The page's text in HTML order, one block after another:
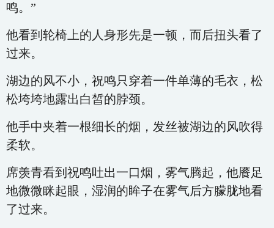
鸣。”
他看到轮椅上的人身形先是一顿，而后扭头看了
过来。
湖边的风不小，祝鸣只穿着一件单薄的毛衣，松
松垮垮地露出白皙的脖颈。
他手中夹着一根细长的烟，发丝被湖边的风吹得
柔软。
席羡青看到祝鸣吐出一口烟，雾气腾起，他餍足
地微微眯起眼，湿润的眸子在雾气后方朦胧地看
了过来。